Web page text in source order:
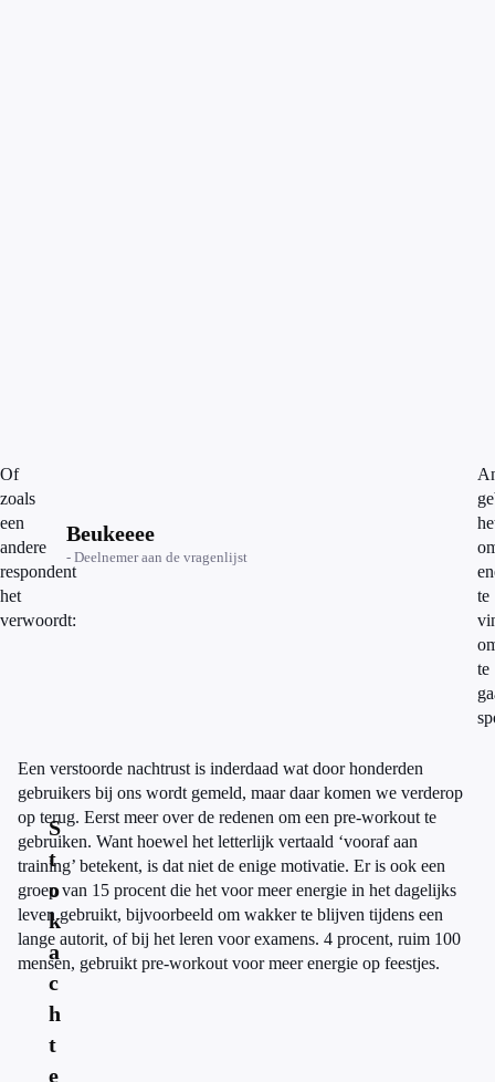
Of
zoals
een
andere
respondent
het
verwoordt:
Beukeeee
- Deelnemer aan de vragenlijst
te
te
S
t
o
k
a
c
h
t
e
Een verstoorde nachtrust is inderdaad wat door honderden
gebruikers bij ons wordt gemeld, maar daar komen we verderop
op terug. Eerst meer over de redenen om een pre-workout te
gebruiken. Want hoewel het letterlijk vertaald ‘vooraf aan
training’ betekent, is dat niet de enige motivatie. Er is ook een
groep van 15 procent die het voor meer energie in het dagelijks
leven gebruikt, bijvoorbeeld om wakker te blijven tijdens een
lange autorit, of bij het leren voor examens. 4 procent, ruim 100
mensen, gebruikt pre-workout voor meer energie op feestjes.